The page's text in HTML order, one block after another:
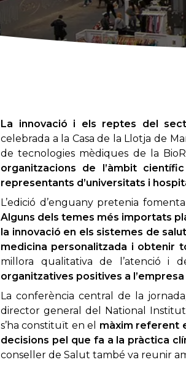
La innovació i els reptes del
celebrada a la Casa de la Llotja de
de tecnologies mèdiques de la
organitzacions de l’àmbit
representants d’universitats i
L’edició d’enguany pretenia
Alguns dels temes més importats
la innovació en els sistemes de salut
medi­cina personalitzada i obtenir
millora qualitativa de l’atenció i
organitzatives positives a l’empresa
La conferència central de la
director general del National
s’ha constituït en el màxim referent
decisions pel que fa a la pràctica
conseller de Salut també va reunir